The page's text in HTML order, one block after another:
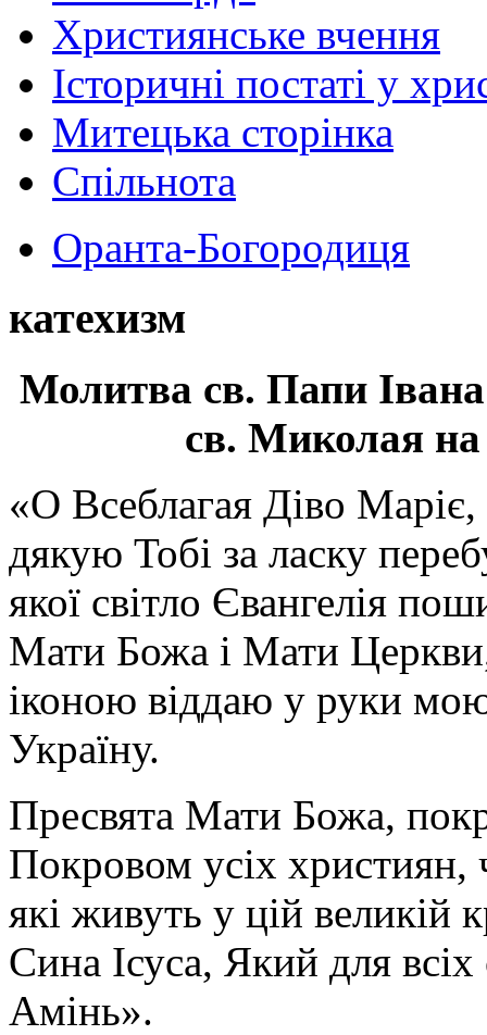
Християнське вчення
Історичні постаті у
Митецька сторінка
Спільнота
Оранта-Богородиця
катехизм
Молитва св. Папи
св. Миколая на
«О Всеблагая Діво
дякую Тобі за ласку
якої світло Євангелія
Мати Божа і Мати
іконою віддаю у руки
Україну.
Пресвята Мати Божа,
Покровом усіх християн,
які живуть у цій великій
Сина Ісуса, Який для
Амінь».